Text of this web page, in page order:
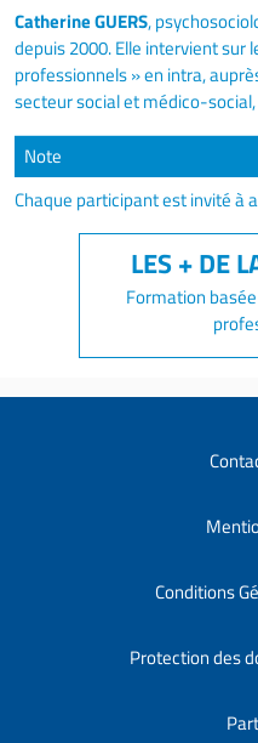
Catherine GUERS,
depuis 2000. Elle intervient sur
professionnels » en intra,
secteur social et médico-
Note
Chaque participant est invité à
Formation
Conditions
Protection des